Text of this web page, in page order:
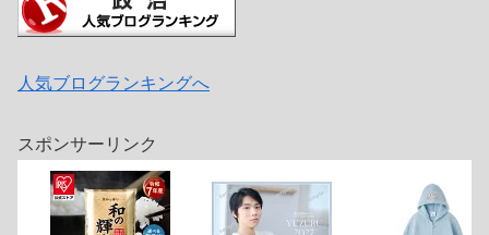
人気ブログランキングへ
スポンサーリンク